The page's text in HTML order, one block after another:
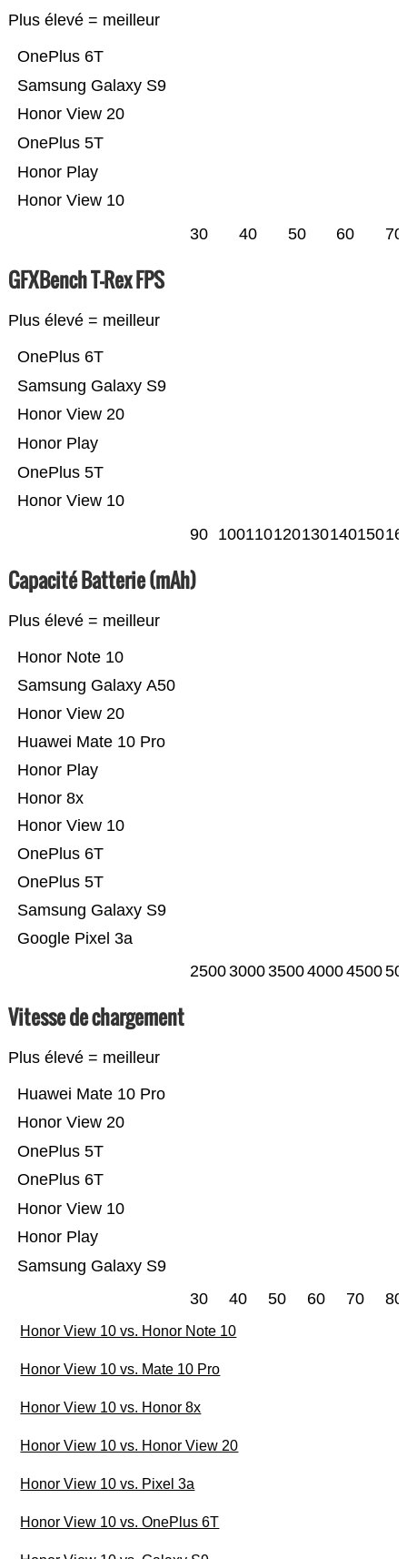
Plus élevé = meilleur
Honor View 10
Honor Play
OnePlus 5T
Honor View 20
Samsung Galaxy S9
OnePlus 6T
30 40 50 60 70
GFXBench T-Rex FPS
Plus élevé = meilleur
Honor View 10
OnePlus 5T
Honor Play
Honor View 20
Samsung Galaxy S9
OnePlus 6T
90 100110120130140150
Capacité Batterie (mAh)
Plus élevé = meilleur
Google Pixel 3a
Samsung Galaxy S9
OnePlus 5T
OnePlus 6T
Honor View 10
Honor 8x
Honor Play
Huawei Mate 10 Pro
Honor View 20
Samsung Galaxy A50
Honor Note 10
25003000350040004500
Vitesse de chargement
Plus élevé = meilleur
Samsung Galaxy S9
Honor Play
Honor View 10
OnePlus 6T
OnePlus 5T
Honor View 20
Huawei Mate 10 Pro
30 40 50 60 70 80
Honor View 10 vs. Honor Note 10
Honor View 10 vs. Mate 10 Pro
Honor View 10 vs. Honor 8x
Honor View 10 vs. Honor View 20
Honor View 10 vs. Pixel 3a
Honor View 10 vs. OnePlus 6T